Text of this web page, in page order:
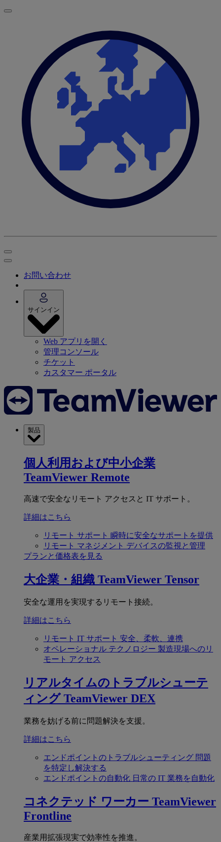
お問い合わせ
サインイン
Web アプリを開く
管理コンソール
チケット
カスタマー ポータル
製品
個人利用および中小企業
TeamViewer Remote
高速で安全なリモート アクセスと IT サポート。
詳細はこちら
リモート サポート 瞬時に安全なサポートを提供
リモート マネジメント デバイスの監視と管理
プランと価格表を見る
大企業・組織 TeamViewer Tensor
安全な運用を実現するリモート接続。
詳細はこちら
リモート IT サポート 安全、柔軟、連携
オペレーショナル テクノロジー 製造現場へのリ
モート アクセス
リアルタイムのトラブルシューテ
ィング TeamViewer DEX
業務を妨げる前に問題解決を支援。
詳細はこちら
エンドポイントのトラブルシューティング 問題
を特定し解決する
エンドポイントの自動化 日常の IT 業務を自動化
コネクテッド ワーカー TeamViewer
Frontline
産業用拡張現実で効率性を推進。